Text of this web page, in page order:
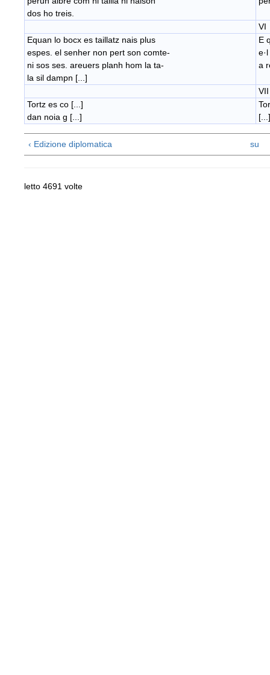
dos ho treis.
VI
Equan lo bocx es taillatz nais plus
espes. el senher non pert son comte-
ni sos ses. areuers planh hom la ta-
la sil dampn [...]
E
​a
VII
Tortz es co [...]
dan noia g [...]
[...]
‹ Edizione diplomatica su
letto 4691 volte